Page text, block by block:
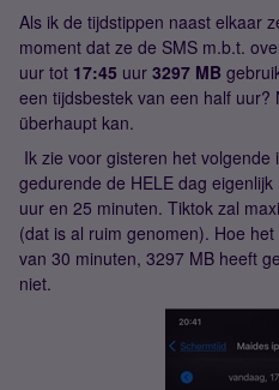
Als ik de tijdstippen naast elkaar
moment dat ze de SMS m.b.t.
uur tot 17:45 uur 3297 MB
een tijdsbestek van een half
überhaupt kan.
Ik zie voor gisteren het
gedurende de HELE dag
uur en 25 minuten. Tiktok zal
(dat is al ruim genomen). Hoe
van 30 minuten, 3297 MB heeft
niet.